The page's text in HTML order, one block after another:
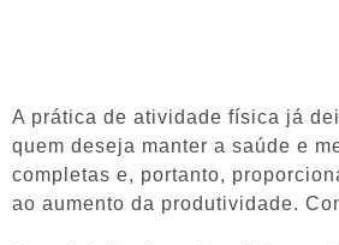
A prática de atividade física já
quem deseja manter a saúde e
completas e, portanto,
ao aumento da produtividade.